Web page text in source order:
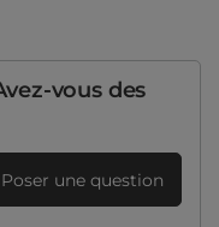
vous des
Poser une question